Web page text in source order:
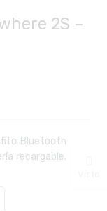
2S –
Bluetooth
recargable.